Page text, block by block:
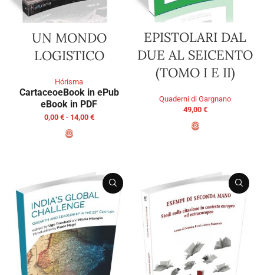
UN MONDO
LOGISTICO
Hórisma
CartaceoeBook in ePub
eBook in PDF
0,00 € - 14,00 €
EPISTOLARI DAL
DUE AL SEICENTO
(TOMO I E II)
Quaderni di Gargnano
49,00 €